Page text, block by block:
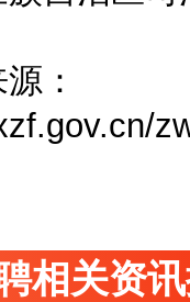
：
相关资